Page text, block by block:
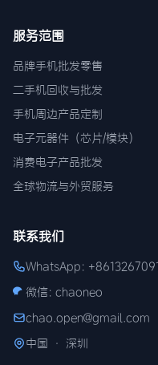
服务范围
品牌手机批发零售
二手机回收与批发
手机周边产品定制
电子元器件（芯片/模块）
消费电子产品批发
全球物流与外贸服务
联系我们
WhatsApp:
微信: chaoneo
chao.open@gmail.com
中国 · 深圳